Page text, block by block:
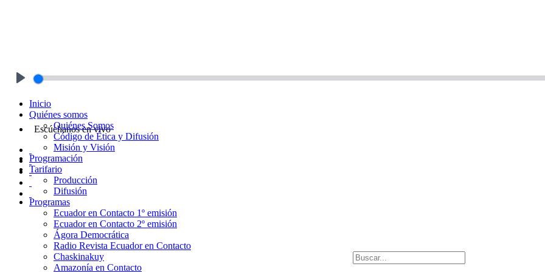
Escúchanos en vivo
Inicio
Quiénes somos
Quiénes Somos
Código de Ética y Difusión
Misión y Visión
Programación
Tarifario
Producción
Difusión
Programas
Ecuador en Contacto 1º emisión
Ecuador en Contacto 2º emisión
Ágora Democrática
Radio Revista Ecuador en Contacto
Chaskinakuy
Amazonía en Contacto